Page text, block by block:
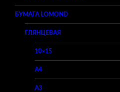
БУМАГА LOMOND
ГЛЯНЦЕВАЯ
10×15
A4
A3